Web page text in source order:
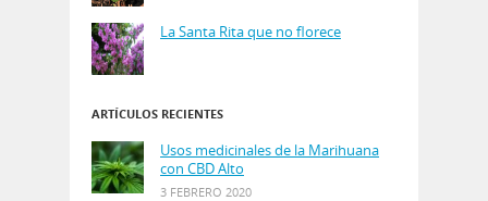
La Santa Rita que no florece
ARTÍCULOS RECIENTES
Usos medicinales de la Marihuana
con CBD Alto
3 FEBRERO 2020